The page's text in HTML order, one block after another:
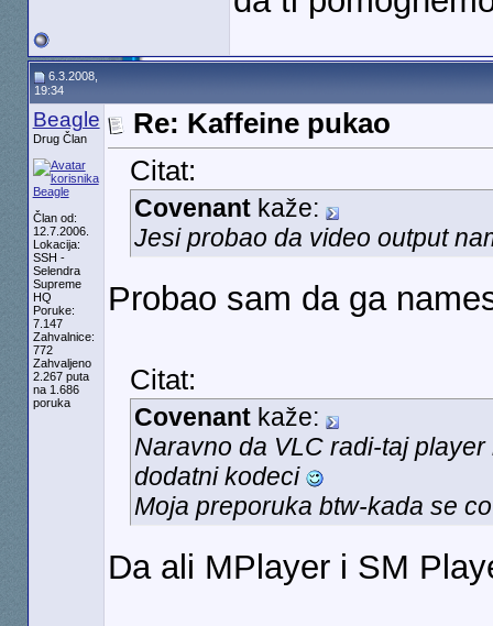
6.3.2008,
19:34
Beagle
Drug Član
Član od:
12.7.2006.
Lokacija:
SSH -
Selendra
Supreme
HQ
Poruke:
7.147
Zahvalnice:
772
Zahvaljeno
2.267 puta
na 1.686
poruka
Re: Kaffeine pukao
Citat:
Covenantkaže:
Jesi probao da video output
Probao sam da ga
Citat:
Covenantkaže:
Naravno da VLC radi-taj
dodatni kodeci
Moja preporuka btw-kada se
Da ali MPlayer i SM